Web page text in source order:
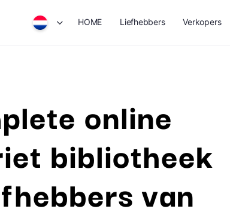
HOME Liefhebbers Verkopers
online
bibliotheek
van